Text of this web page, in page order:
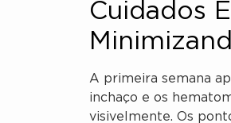
Cuidados
A primeira semana
inchaço e os
visivelmente. Os